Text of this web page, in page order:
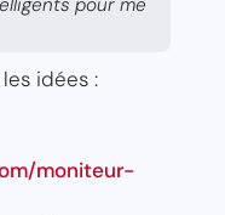
pour me
idées :
moniteur-